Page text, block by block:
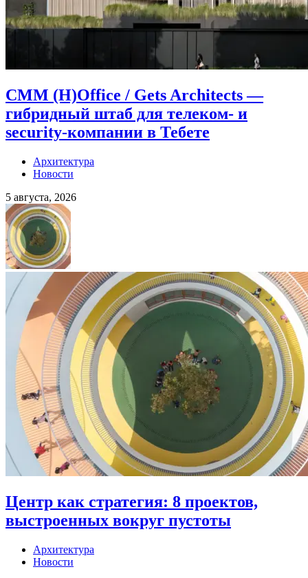
CMM (H)Office / Gets Architects —
гибридный штаб для телеком- и
security-компании в Тебете
Архитектура
Новости
5 августа, 2026
Центр как стратегия: 8 проектов,
выстроенных вокруг пустоты
Архитектура
Новости